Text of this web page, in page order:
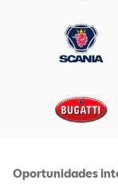
Oportunidades